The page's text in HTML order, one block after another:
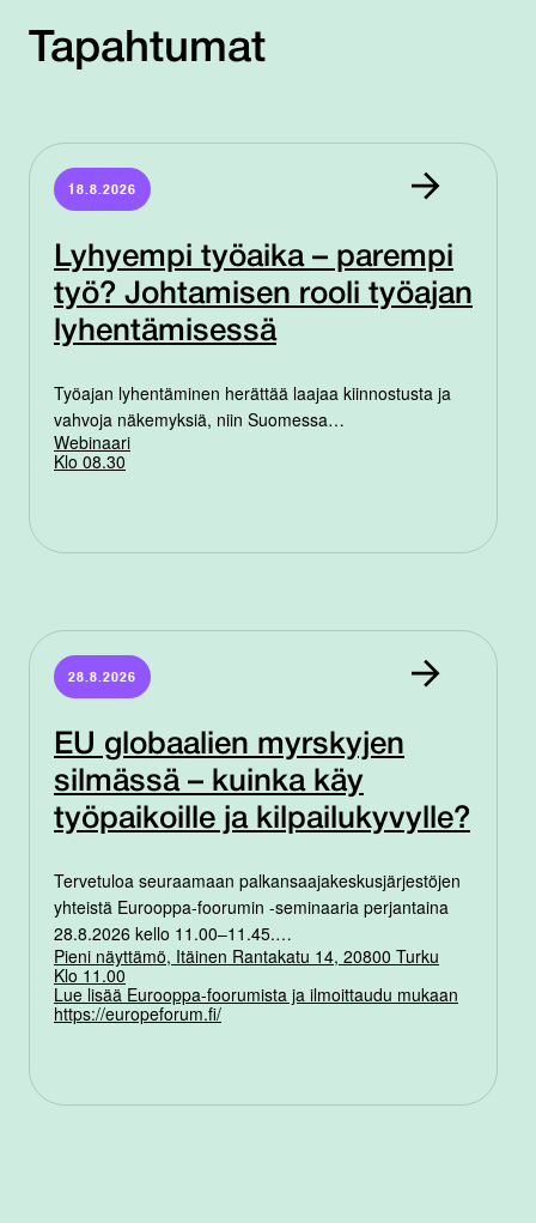
Tapahtumat
18.8.2026
Lyhyempi työaika – parempi
työ? Johtamisen rooli työajan
lyhentämisessä
Työajan lyhentäminen herättää laajaa kiinnostusta ja
vahvoja näkemyksiä, niin Suomessa…
Webinaari
Klo 08.30
28.8.2026
EU globaalien myrskyjen
silmässä – kuinka käy
työpaikoille ja kilpailukyvylle?
Tervetuloa seuraamaan palkansaajakeskusjärjestöjen
yhteistä Eurooppa-foorumin -seminaaria perjantaina
28.8.2026 kello 11.00–11.45.…
Pieni näyttämö, Itäinen Rantakatu 14, 20800 Turku
Klo 11.00
Lue lisää Eurooppa-foorumista ja ilmoittaudu mukaan
https://europeforum.fi/